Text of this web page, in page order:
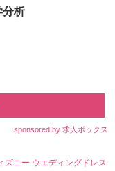
分析
sponsored by 求人ボックス
ズニー ウエディングドレス